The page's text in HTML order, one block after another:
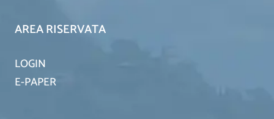
AREA RISERVATA
LOGIN
E-PAPER